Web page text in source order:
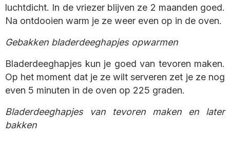
luchtdicht. In de vriezer blijven ze 2 maanden goed.
Na ontdooien warm je ze weer even op in de oven.
Gebakken bladerdeeghapjes opwarmen
Bladerdeeghapjes kun je goed van tevoren maken.
Op het moment dat je ze wilt serveren zet je ze nog
even 5 minuten in de oven op 225 graden.
Bladerdeeghapjes van tevoren maken en later
bakken